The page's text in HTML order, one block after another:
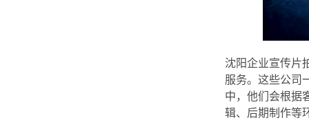
沈阳企业宣传片
服务。这些公司
中，他们会根据
辑、后期制作等